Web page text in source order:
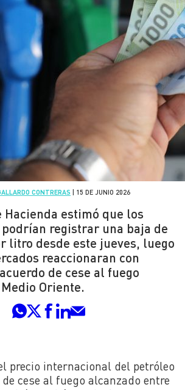
CONTRERAS 15 DE JUNIO 2026
estimó que los
registrar una baja de
litro desde este jueves, luego
reaccionaran con
de cese al fuego
Oriente.
precio internacional del petróleo
cese al fuego alcanzado entre